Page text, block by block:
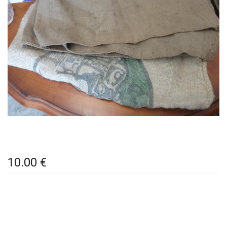
10.00 €